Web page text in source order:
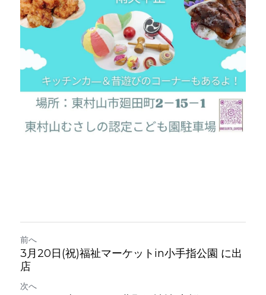
前へ
3月20日(祝)福祉マーケットin小手指公園 に出
店
次へ